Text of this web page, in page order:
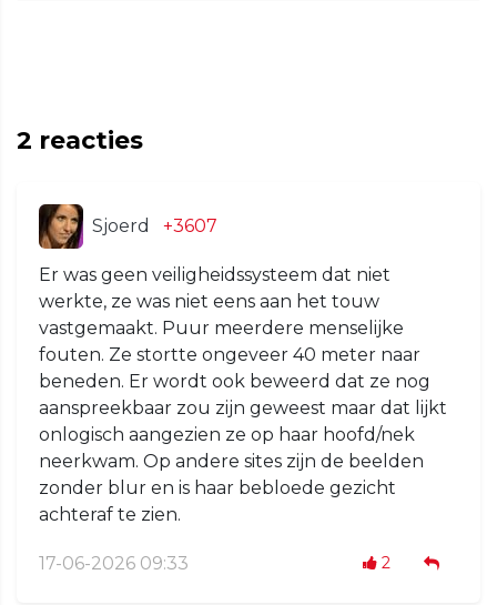
2 reacties
Sjoerd +3607
Er was geen veiligheidssysteem dat niet
werkte, ze was niet eens aan het touw
vastgemaakt. Puur meerdere menselijke
fouten. Ze stortte ongeveer 40 meter naar
beneden. Er wordt ook beweerd dat ze nog
aanspreekbaar zou zijn geweest maar dat lijkt
onlogisch aangezien ze op haar hoofd/nek
neerkwam. Op andere sites zijn de beelden
zonder blur en is haar bebloede gezicht
achteraf te zien.
17-06-2026 09:33 2